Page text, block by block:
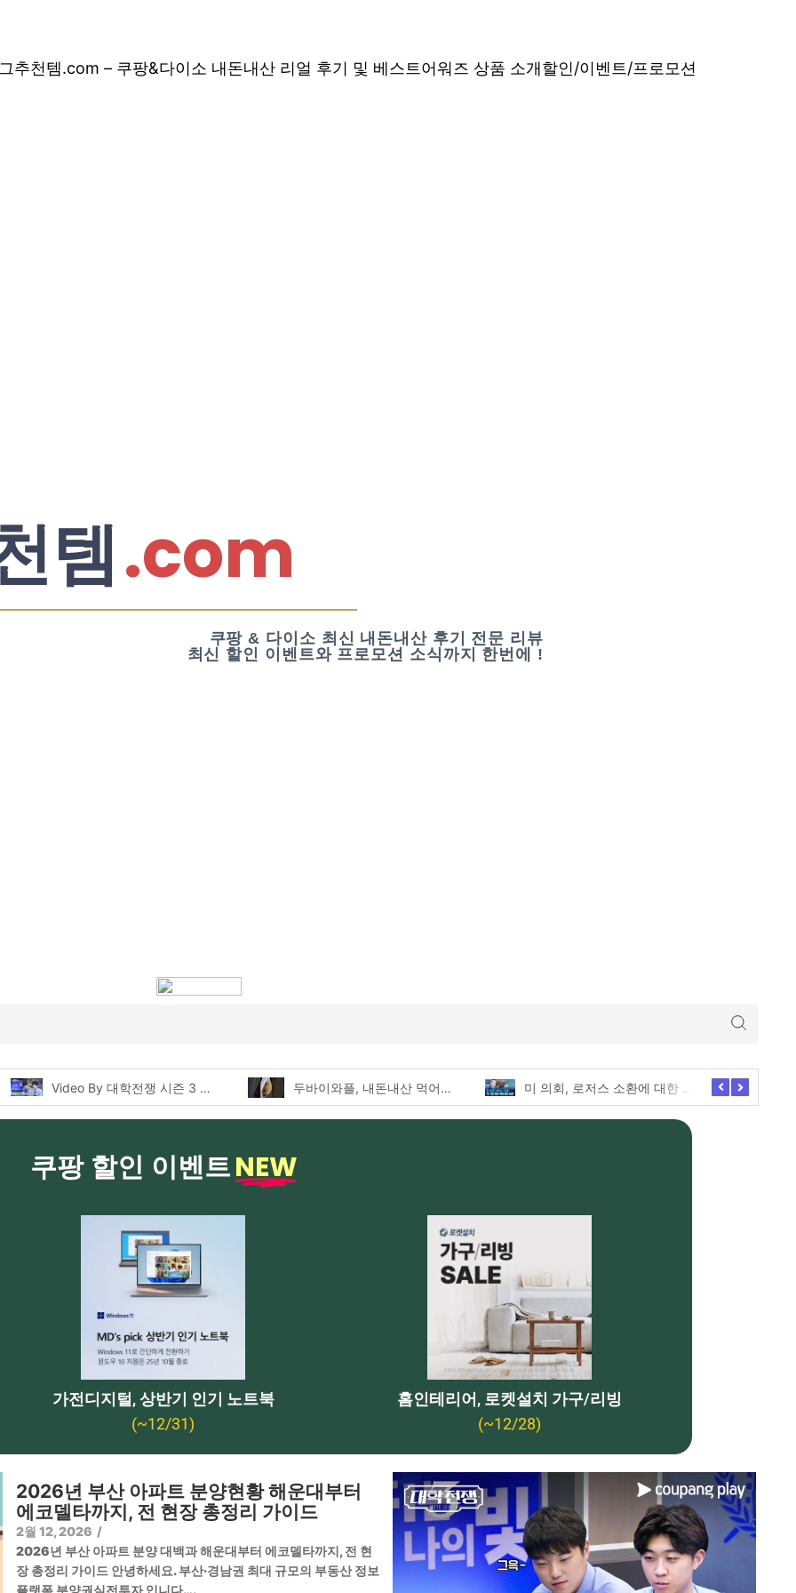
추천템.com – 쿠팡&다이소 내돈내산 리얼 후기 및 베스트어워즈 상품 소개할인/이벤트/프로모션
템.com
쿠팡 & 다이소 최신 내돈내산 후기 전문 리뷰
최신 할인 이벤트와 프로모션 소식까지 한번에 !
쿠팡 할인 이벤트 NEW
가전디지털, 상반기 인기 노트북
(~12/31)
홈인테리어, 로켓설치 가구/리빙
(~12/28)
2026년 부산 아파트 분양현황 해운대부터
에코델타까지, 전 현장 총정리 가이드
2월 12, 2026 /
2026년 부산 아파트 분양 대백과 해운대부터 에코델타까지, 전 현
장 총정리 가이드 안녕하세요. 부산·경남권 최대 규모의 부동산 정보